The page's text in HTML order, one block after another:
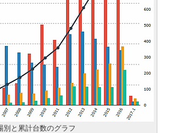
別と累計台数のグラフ